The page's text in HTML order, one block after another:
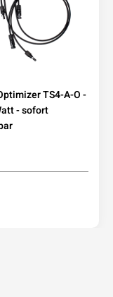
TS4-A-O -
- sofort